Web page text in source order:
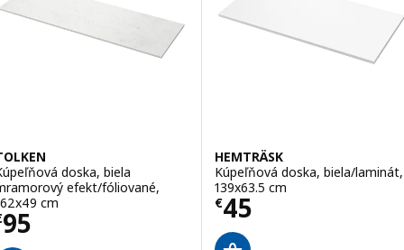
doska, biela
efekt/fóliované,
cm
95 € 95
HEMTRÄSK
Kúpeľňová doska, biela/laminát,
139x63.5 cm
€45
Cena € 45